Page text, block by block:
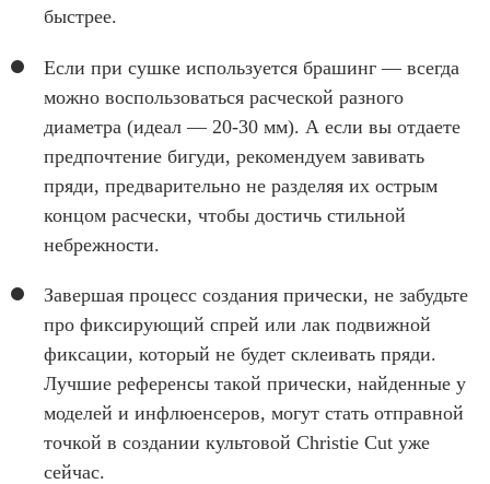
быстрее.
Если при сушке используется брашинг — всегда
можно воспользоваться расческой разного
диаметра (идеал — 20-30 мм). А если вы отдаете
предпочтение бигуди, рекомендуем завивать
пряди, предварительно не разделяя их острым
концом расчески, чтобы достичь стильной
небрежности.
Завершая процесс создания прически, не забудьте
про фиксирующий спрей или лак подвижной
фиксации, который не будет склеивать пряди.
Лучшие референсы такой прически, найденные у
моделей и инфлюенсеров, могут стать отправной
точкой в создании культовой Christie Cut уже
сейчас.